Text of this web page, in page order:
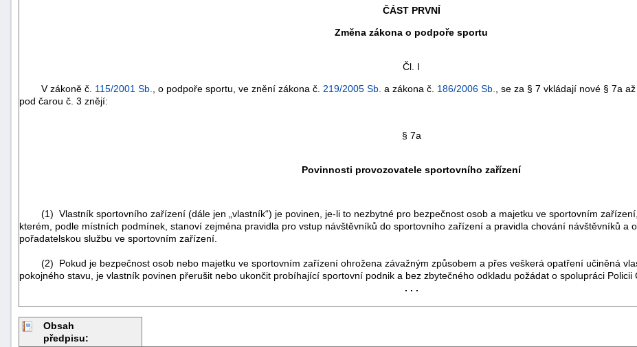
ČÁST PRVNÍ
Změna zákona o podpoře sportu
Čl. I
V zákoně č. 115/2001 Sb. , o podpoře sportu, ve znění zákona č. 219/2005 Sb. a zákona č. 186/2006 Sb.
, se za § 7 vkládají nové § 7a
pod čarou č. 3 znějí:
§ 7a
Povinnosti provozovatele sportovního zařízení
(1) Vlastník sportovního zařízení (dále jen „vlastník“) je povinen, je-li to nezbytné pro bezpečnost osob a majetku ve sportovním
kterém, podle místních podmínek, stanoví zejména pravidla pro vstup návštěvníků do sportovního zařízení a pravidla chování návštěvníků a
pořadatelskou službu ve sportovním zařízení.
(2) Pokud je bezpečnost osob nebo majetku ve sportovním zařízení ohrožena závažným způsobem a přes veškerá opatření učiněná
pokojného stavu, je vlastník povinen přerušit nebo ukončit probíhající sportovní podnik a bez zbytečného odkladu požádat o spolupráci Policii
. . .
Obsah
předpisu: